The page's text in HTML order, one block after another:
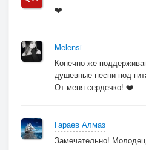
❤️
Melensi
Конечно же
душевные песни под
От меня сердечко! ❤️
Гараев Алмаз
Замечательно!